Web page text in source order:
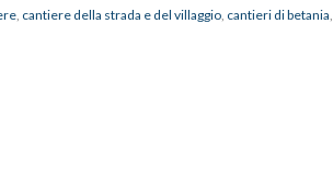
, cantiere della strada e del villaggio, cantieri di betania,